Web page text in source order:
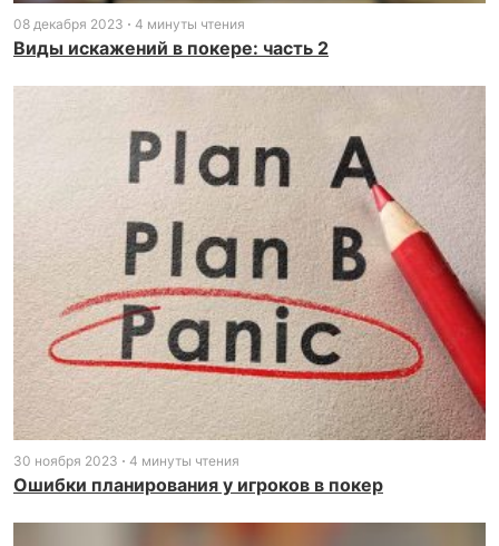
08 декабря 2023 4 минуты чтения
Виды искажений в покере: часть 2
30 ноября 2023 4 минуты чтения
Ошибки планирования у игроков в покер